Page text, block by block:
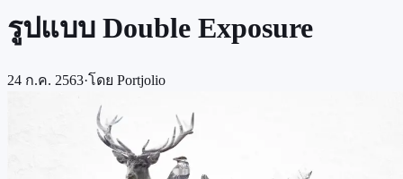
รูปแบบ Double Exposure
24 ก.ค. 2563·โดย Portjolio